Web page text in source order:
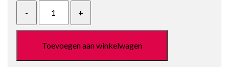
Toevoegen aan winkelwagen